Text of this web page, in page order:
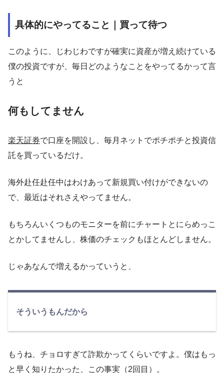
具体的にやってること｜買って待つ
このように、じわじわですが確実に資産が増え続けている
僕の投資ですが、毎日どのようなことをやってるかって言
うと
何もしてません
楽天証券で口座を開設し、毎月ネットでポチポチと投資信
託を買っているだけ。
海外赴任赴任中はわけあって新規買い付けができないの
で、最近はそれさえやってません。
もちろんいくつものモニターを前にチャートとにらめっこ
とかしてませんし、株価のチェックもほとんどしません。
じゃあなんで増えるかっていうと、
そういうもんだから
もうね、チョロすぎて詐欺かってくらいですよ。僕はもっ
と早く知りたかった、この事実（2回目）。